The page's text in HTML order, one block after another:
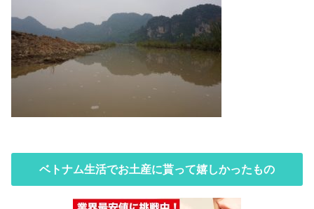
ベトナム生活でお土産に貰って嬉しかったもの